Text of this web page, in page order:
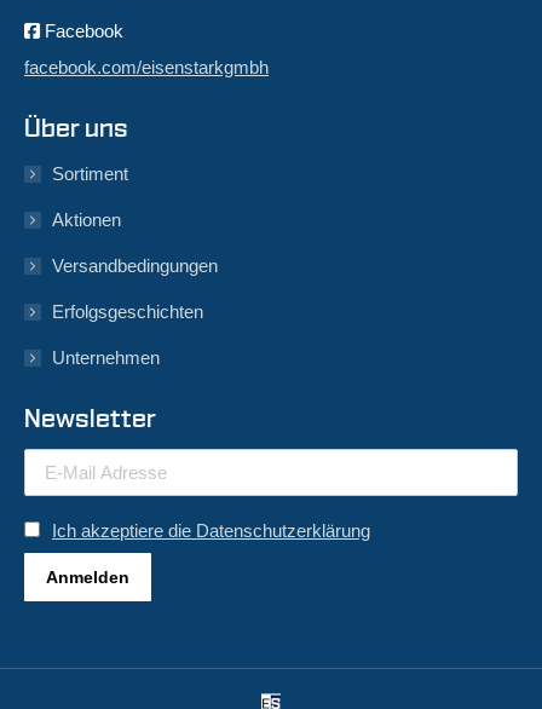
Facebook
facebook.com/eisenstarkgmbh
Über uns
Sortiment
Aktionen
Versandbedingungen
Erfolgsgeschichten
Unternehmen
Newsletter
Ich akzeptiere die Datenschutzerklärung